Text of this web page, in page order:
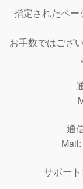
指定されたペー
お手数ではござ
通
サポー